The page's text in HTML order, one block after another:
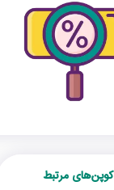
کوپن‌های مرتبط